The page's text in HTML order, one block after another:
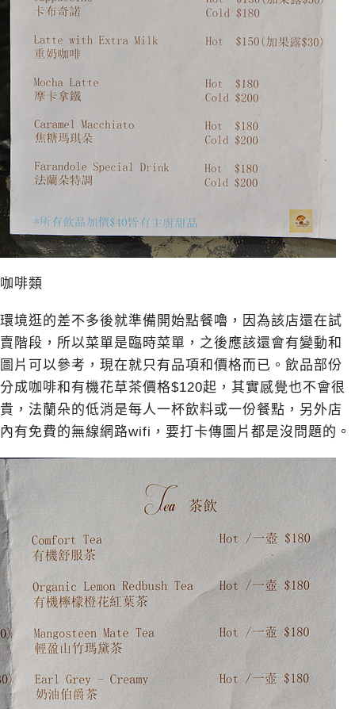
咖啡類
環境逛的差不多後就準備開始點餐嚕，因為該店還在試
賣階段，所以菜單是臨時菜單，之後應該還會有變動和
圖片可以參考，現在就只有品項和價格而已。飲品部份
分成咖啡和有機花草茶價格$120起，其實感覺也不會很
貴，法蘭朵的低消是每人一杯飲料或一份餐點，另外店
內有免費的無線網路wifi，要打卡傳圖片都是沒問題的。